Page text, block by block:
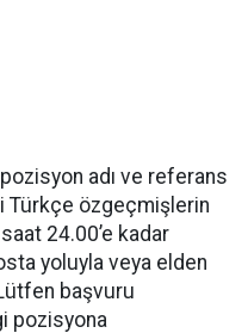
adı ve referans
Türkçe özgeçmişlerin
24.00’e kadar
yoluyla veya elden
başvuru
pozisyona